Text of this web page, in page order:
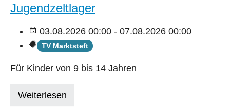
Jugendzeltlager
03.08.2026 00:00 - 07.08.2026 00:00
TV Marktsteft
Für Kinder von 9 bis 14 Jahren
Weiterlesen